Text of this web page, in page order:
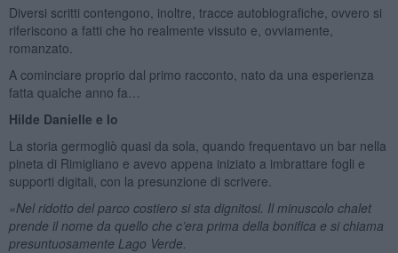
Diversi scritti contengono, inoltre, tracce autobiografiche, ovvero si
riferiscono a fatti che ho realmente vissuto e, ovviamente,
romanzato.
A cominciare proprio dal primo racconto, nato da una esperienza
fatta qualche anno fa…
Hilde Danielle e Io
La storia germogliò quasi da sola, quando frequentavo un bar nella
pineta di Rimigliano e avevo appena iniziato a imbrattare fogli e
supporti digitali, con la presunzione di scrivere.
«Nel ridotto del parco costiero si sta dignitosi. Il minuscolo chalet
prende il nome da quello che c’era prima della bonifica e si chiama
presuntuosamente Lago Verde.